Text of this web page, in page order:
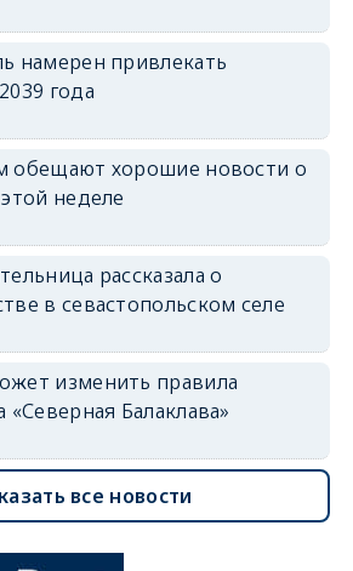
намерен привлекать
года
обещают хорошие новости о
неделе
рассказала о
в севастопольском селе
изменить правила
Балаклава»
все новости